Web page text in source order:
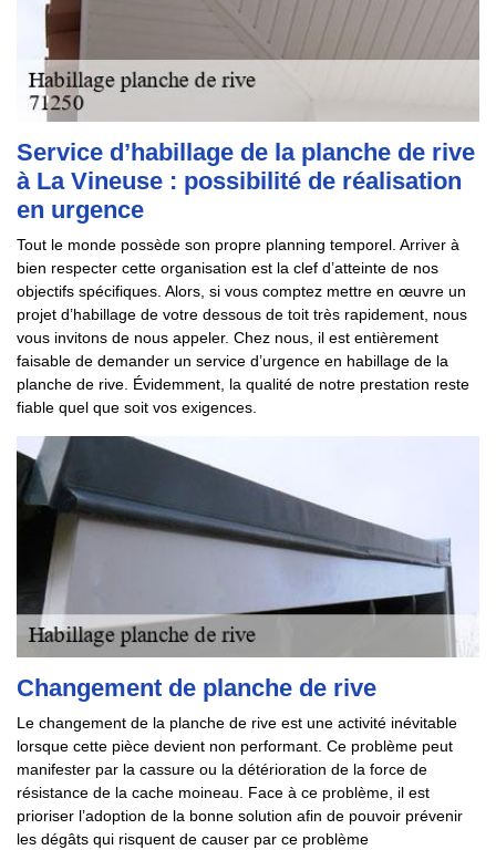
Service d’habillage de la planche de rive
à La Vineuse : possibilité de réalisation
en urgence
Tout le monde possède son propre planning temporel. Arriver à
bien respecter cette organisation est la clef d’atteinte de nos
objectifs spécifiques. Alors, si vous comptez mettre en œuvre un
projet d’habillage de votre dessous de toit très rapidement, nous
vous invitons de nous appeler. Chez nous, il est entièrement
faisable de demander un service d’urgence en habillage de la
planche de rive. Évidemment, la qualité de notre prestation reste
fiable quel que soit vos exigences.
Changement de planche de rive
Le changement de la planche de rive est une activité inévitable
lorsque cette pièce devient non performant. Ce problème peut
manifester par la cassure ou la détérioration de la force de
résistance de la cache moineau. Face à ce problème, il est
prioriser l’adoption de la bonne solution afin de pouvoir prévenir
les dégâts qui risquent de causer par ce problème